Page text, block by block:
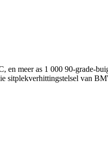
en meer as 1 000 90-grade-
sitplekverhittingstelsel van